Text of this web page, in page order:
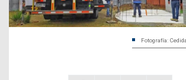
Fotografía: